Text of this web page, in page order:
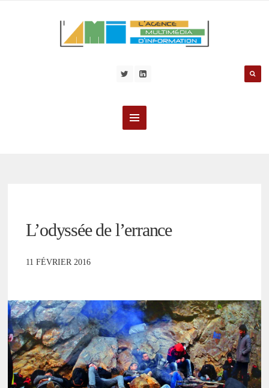
L’odyssée de l’errance
11 FÉVRIER 2016